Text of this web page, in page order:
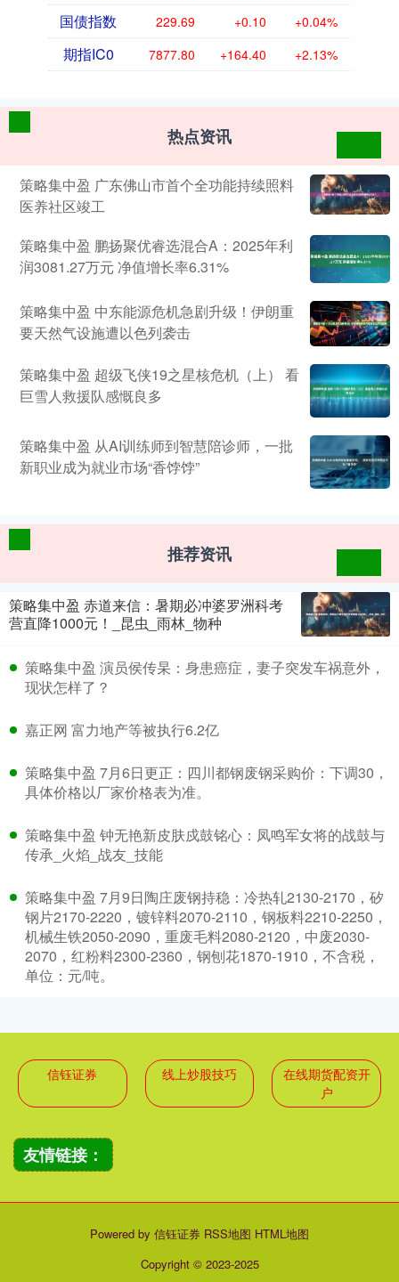
国债指数 229.69 +0.10 +0.04%
期指IC0 7877.80 +164.40 +2.13%
热点资讯
策略集中盈 广东佛山市首个全功能持续照料
医养社区竣工
策略集中盈 鹏扬聚优睿选混合A：2025年利
润3081.27万元 净值增长率6.31%
策略集中盈 中东能源危机急剧升级！伊朗重
要天然气设施遭以色列袭击
策略集中盈 超级飞侠19之星核危机（上） 看
巨雪人救援队感慨良多
策略集中盈 从AI训练师到智慧陪诊师，一批
新职业成为就业市场“香饽饽”
推荐资讯
策略集中盈 赤道来信：暑期必冲婆罗洲科考
营直降1000元！_昆虫_雨林_物种
策略集中盈 演员侯传杲：身患癌症，妻子突发车祸意外，
现状怎样了？
嘉正网 富力地产等被执行6.2亿
策略集中盈 7月6日更正：四川都钢废钢采购价：下调30，
具体价格以厂家价格表为准。
策略集中盈 钟无艳新皮肤戍鼓铭心：凤鸣军女将的战鼓与
传承_火焰_战友_技能
策略集中盈 7月9日陶庄废钢持稳：冷热轧2130-2170，矽
钢片2170-2220，镀锌料2070-2110，钢板料2210-2250，
机械生铁2050-2090，重废毛料2080-2120，中废2030-
2070，红粉料2300-2360，钢刨花1870-1910，不含税，
单位：元/吨。
信钰证券 线上炒股技巧
在线期货配资开
户
友情链接：
Powered by 信钰证券 RSS地图 HTML地图
Copyright © 2023-2025